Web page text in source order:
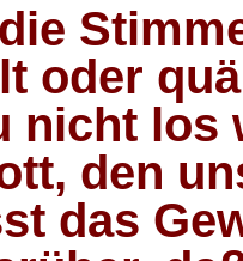
oder
nicht los
den
das